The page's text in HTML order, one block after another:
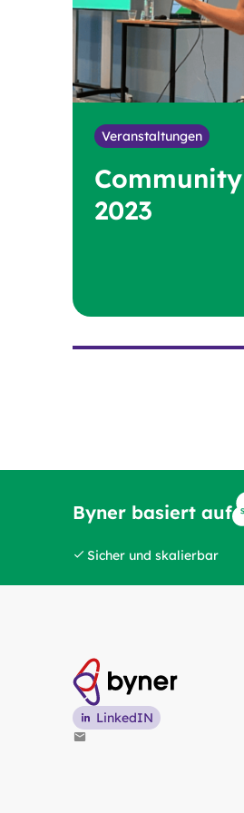
Veranstaltungen
2023
Byner basiert auf
Sicher und skalierbar
LinkedIN